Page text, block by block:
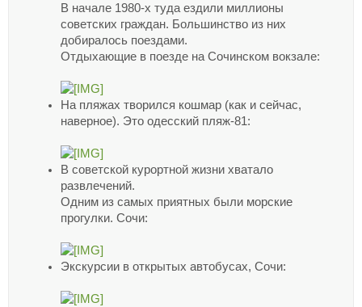
В начале 1980-х туда ездили миллионы
советских граждан. Большинство из них
добиралось поездами.
Отдыхающие в поезде на Сочинском вокзале:
На пляжах творился кошмар (как и сейчас,
наверное). Это одесский пляж-81:
В советской курортной жизни хватало
развлечений.
Одним из самых приятных были морские
прогулки. Сочи:
Экскурсии в открытых автобусах, Сочи: